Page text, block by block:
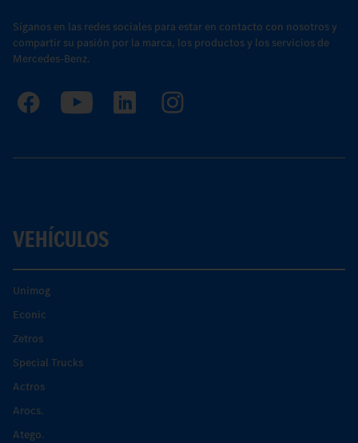
Síganos en las redes sociales para estar en contacto con nosotros y
compartir su pasión por la marca, los productos y los servicios de
Mercedes-Benz.
VEHÍCULOS
Unimog
Econic
Zetros
Special Trucks
Actros
Arocs.
Atego.